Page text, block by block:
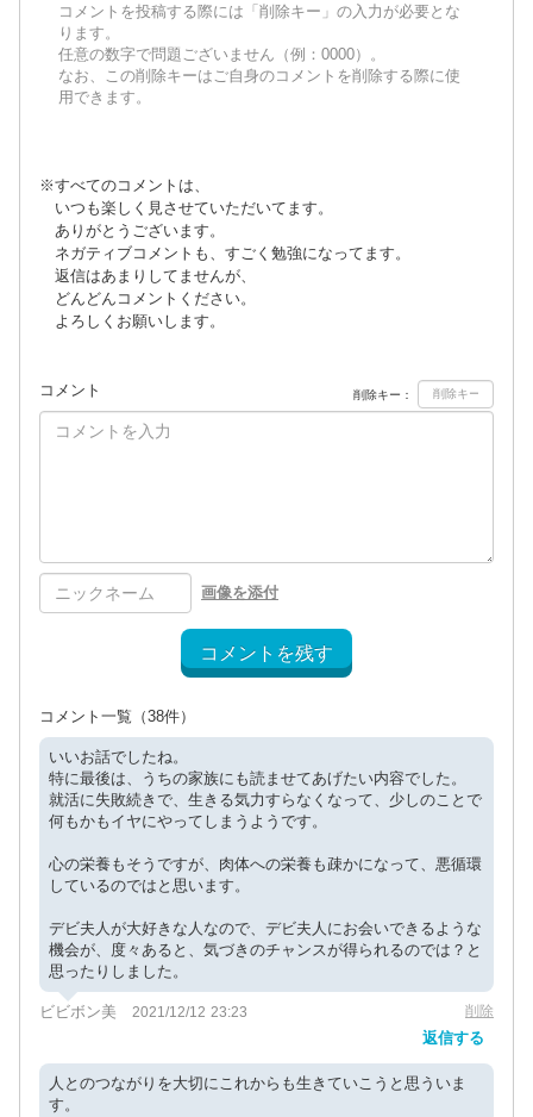
コメントを投稿する際には「削除キー」の入力が必要とな
ります。
任意の数字で問題ございません（例：0000）。
なお、この削除キーはご自身のコメントを削除する際に使
用できます。
※すべてのコメントは、
いつも楽しく見させていただいてます。
ありがとうございます。
ネガティブコメントも、すごく勉強になってます。
返信はあまりしてませんが、
どんどんコメントください。
よろしくお願いします。
コメント 削除キー：
画像を添付
コメントを残す
コメント一覧 （38件）
いいお話でしたね。
特に最後は、うちの家族にも読ませてあげたい内容でした。
就活に失敗続きで、生きる気力すらなくなって、少しのことで
何もかもイヤにやってしまうようです。
心の栄養もそうですが、肉体への栄養も疎かになって、悪循環
しているのではと思います。
デビ夫人が大好きな人なので、デビ夫人にお会いできるような
機会が、度々あると、気づきのチャンスが得られるのでは？と
思ったりしました。
ビビボン美 2021/12/12 23:23 削除
返信する
人とのつながりを大切にこれからも生きていこうと思ういま
す。